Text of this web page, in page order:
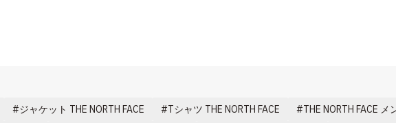
ジャケット THE NORTH FACE Tシャツ THE NORTH FACE THE NORTH FACE メ